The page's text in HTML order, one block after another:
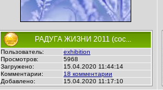
РАДУГА ЖИЗНИ 2011 (сос...
Пользователь:
exhibition
Просмотров:
5968
Загружено:
15.04.2020 11:44:14
Комментарии:
18 комментарии
Добавлено:
15.04.2020 11:17:10